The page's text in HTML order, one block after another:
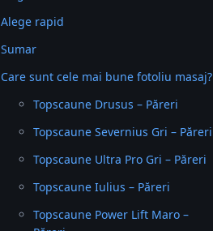
Alege rapid
Sumar
Care sunt cele mai bune fotoliu masaj?
Topscaune Drusus – Păreri
Topscaune Severnius Gri – Păreri
Topscaune Ultra Pro Gri – Păreri
Topscaune Iulius – Păreri
Topscaune Power Lift Maro –